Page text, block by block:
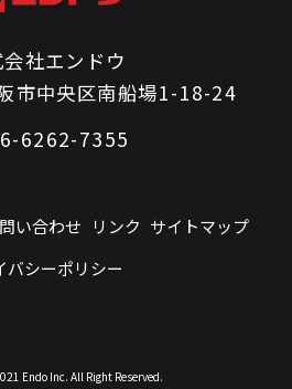
い合わせ リンク サイトマップ
バシーポリシー
社エンドウ
市中央区南船場1-18-24
6262-7355
Endo Inc. All Right Reserved.